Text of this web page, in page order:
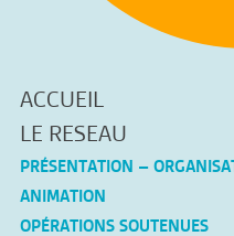
ACCUEIL
LE RESEAU
PRÉSENTATION –
ANIMATION
OPÉRATIONS SOUTENUES